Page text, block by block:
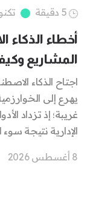
5 دقيقة
أخطاء الذكاء
المشاريع
اجتاح الذكاء
يهرع إلى
غريبة؛ إذ تزداد
الإدارية نتيجة
8 أغسطس 2026